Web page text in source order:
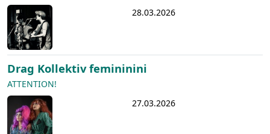
28.03.2026
Drag Kollektiv femininini
ATTENTION!
27.03.2026